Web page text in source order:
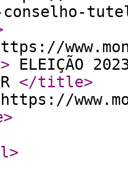
conselho-
> ELEIÇÃO
</title>
https://
>
>